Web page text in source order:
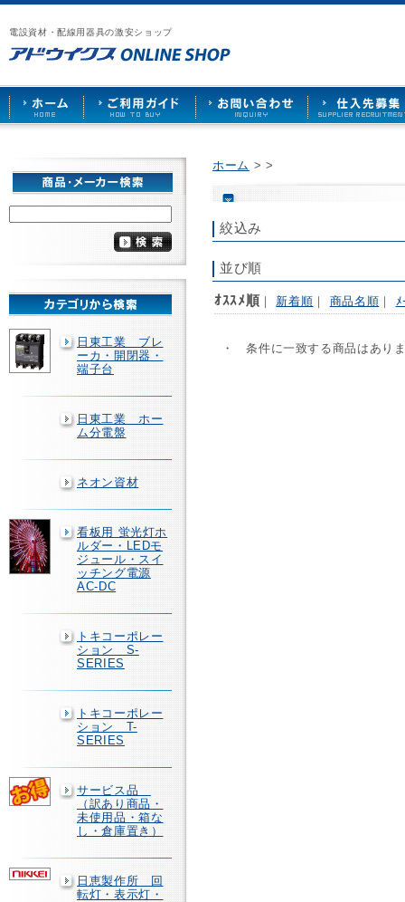
電設資材・配線用器具の激安ショップ
漏
電
ブ
レ
ー
カ
ー
や
照
ケ
ッ
ト
な
で
販
売
ア
ウ
イ
ス
HOME
ご
用
ガ
ド
お
い
合
せ
仕
先
募
日東工業 ブレ
ーカ・開閉器・
端子台
日東工業 ホー
ム分電盤
ネオン資材
看板用 蛍光灯ホ
ルダー・LEDモ
ジュール・スイ
ッチング電源
AC-DC
トキコーポレー
ション S-
SERIES
トキコーポレー
ション T-
SERIES
サービス品
（訳あり商品・
未使用品・箱な
し・倉庫置き）
日恵製作所 回
転灯・表示灯・
ホーム > >
絞込み
並び順
ｵｽｽﾒ順 ｜ 新着順 ｜ 商品名順 ｜ ﾒ
・ 条件に一致する商品はあり